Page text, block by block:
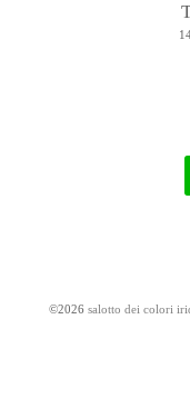
©2026 salotto dei colori